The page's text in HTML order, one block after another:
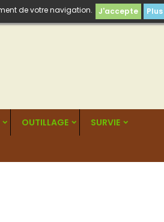
de votre navigation. J'accepte
OUTILLAGE SURVIE